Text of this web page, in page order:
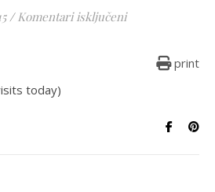
/ Komentari isključeniza Mini quiche
print
today)